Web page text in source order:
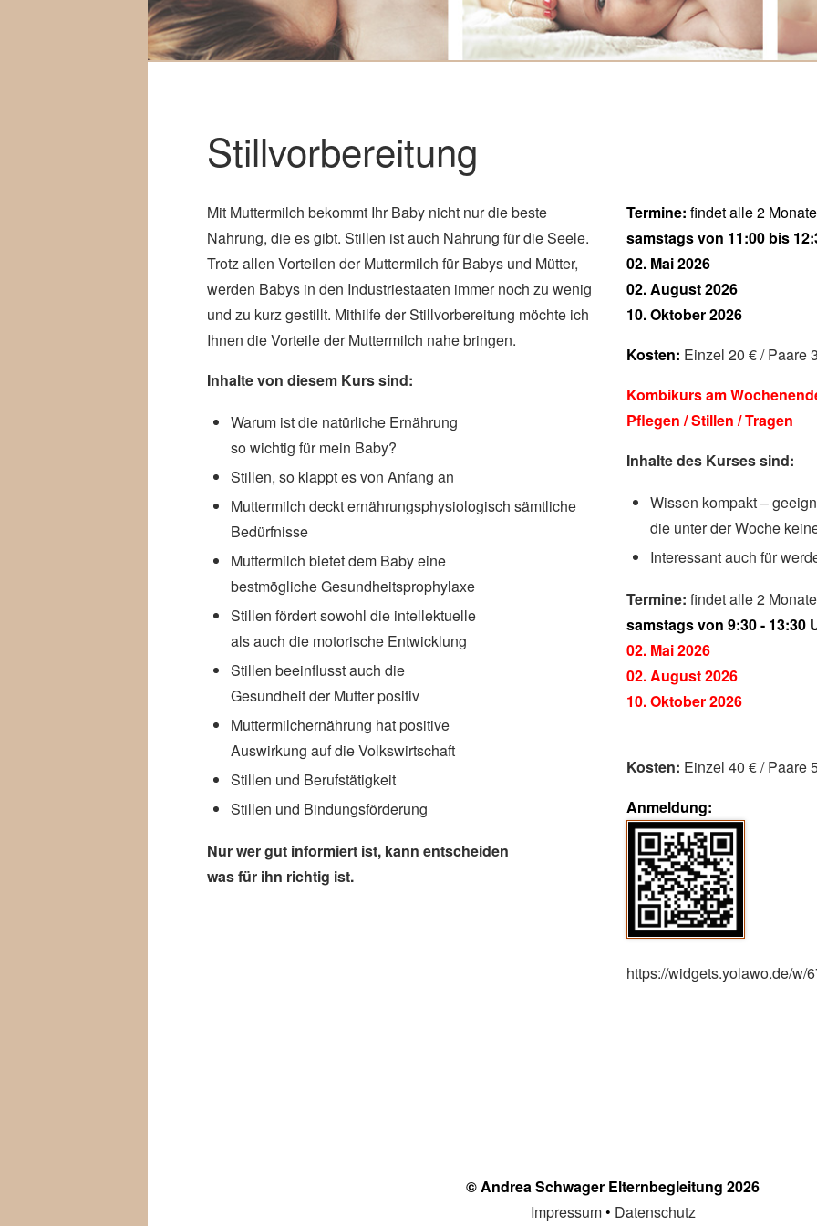
Stillvorbereitung
Mit Muttermilch bekommt Ihr Baby nicht nur die beste
Nahrung, die es gibt. Stillen ist auch Nahrung für die Seele.
Trotz allen Vorteilen der Muttermilch für Babys und Mütter,
werden Babys in den Industriestaaten immer noch zu wenig
und zu kurz gestillt. Mithilfe der Stillvorbereitung möchte ich
Ihnen die Vorteile der Muttermilch nahe bringen.
Inhalte von diesem Kurs sind:
Warum ist die natürliche Ernährung
so wichtig für mein Baby?
Stillen, so klappt es von Anfang an
Muttermilch deckt ernährungsphysiologisch sämtliche
Bedürfnisse
Muttermilch bietet dem Baby eine
bestmögliche Gesundheitsprophylaxe
Stillen fördert sowohl die intellektuelle
als auch die motorische Entwicklung
Stillen beeinflusst auch die
Gesundheit der Mutter positiv
Muttermilchernährung hat positive
Auswirkung auf die Volkswirtschaft
Stillen und Berufstätigkeit
Stillen und Bindungsförderung
Nur wer gut informiert ist, kann entscheiden
was für ihn richtig ist.
Termine: findet alle 2
samstags von 11:00 bis
02. Mai 2026
02. August 2026
10. Oktober 2026
Kosten: Einzel 20 € / Paare
Kombikurs am
Pflegen / Stillen / Tragen
Inhalte des Kurses sind:
Wissen kompakt –
die unter der Woche
Interessant auch für
Termine: findet alle 2
samstags von 9:30 - 13:30
02. Mai 2026
02. August 2026
10. Oktober 2026
Kosten: Einzel 40 € / Paare
Anmeldung:
https://widgets.yolawo.de/w/
© Andrea Schwager Elternbegleitung 2026
Impressum• Datenschutz